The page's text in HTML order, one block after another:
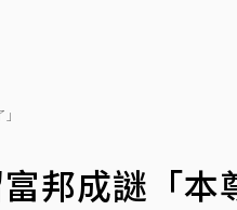
邦成謎「本